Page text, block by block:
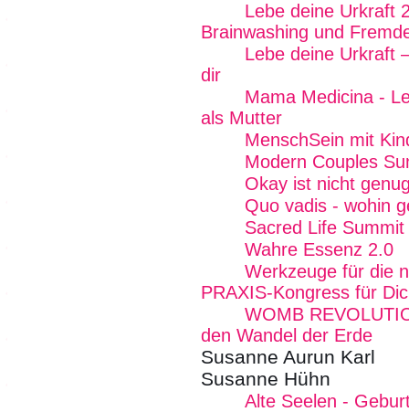
Lebe deine Urkraft
Brainwashing und
Lebe deine Urkraft
dir
Mama Medicina -
als Mutter
MenschSein mit
Modern Couples
Okay ist nicht
Quo vadis - wohin
Sacred Life Summit
Wahre Essenz 2.0
Werkzeuge für die
PRAXIS-Kongress für
WOMB
den Wandel der Erde
Susanne Aurun Karl
Susanne Hühn
Alte Seelen -